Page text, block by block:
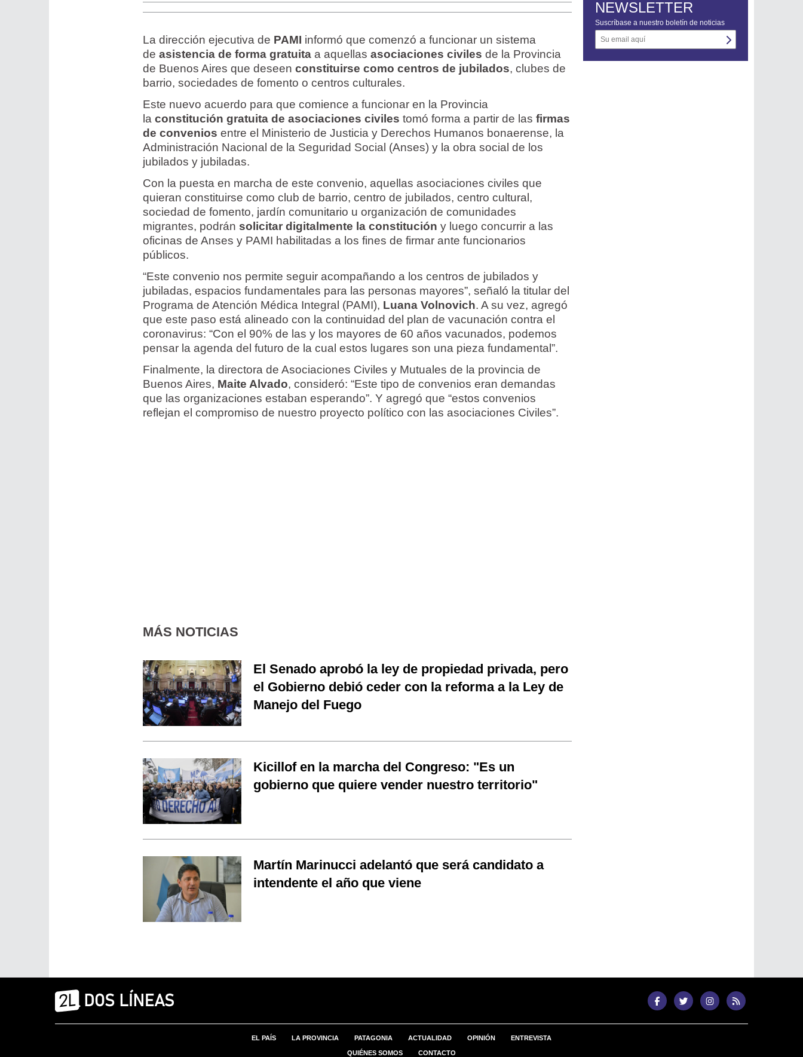
La dirección ejecutiva de PAMI informó que comenzó a funcionar un sistema
de asistencia de forma gratuita a aquellasasociaciones civiles de la Provincia
de Buenos Aires que deseenconstituirse como centros de jubilados, clubes de
barrio, sociedades de fomento o centros culturales.
Este nuevo acuerdo para que comience a funcionar en la Provincia
laconstitución gratuita de asociaciones civiles tomó forma a partir de las firmas
de convenios entre el Ministerio de Justicia y Derechos Humanos bonaerense, la
Administración Nacional de la Seguridad Social (Anses) y la obra social de los
jubilados y jubiladas.
Con la puesta en marcha de este convenio, aquellas asociaciones civiles que
quieran constituirse como club de barrio, centro de jubilados, centro cultural,
sociedad de fomento, jardín comunitario u organización de comunidades
migrantes, podrán solicitar digitalmente la constitución y luego concurrir a las
oficinas de Anses y PAMI habilitadas a los fines de firmar ante funcionarios
públicos.
“Este convenio nos permite seguir acompañando a los centros de jubilados y
jubiladas, espacios fundamentales para las personas mayores”, señaló la titular del
Programa de Atención Médica Integral (PAMI), Luana Volnovich. A su vez, agregó
que este paso está alineado con la continuidad del plan de vacunación contra el
coronavirus: “Con el 90% de las y los mayores de 60 años vacunados, podemos
pensar la agenda del futuro de la cual estos lugares son una pieza fundamental”.
Finalmente, la directora de Asociaciones Civiles y Mutuales de la provincia de
Buenos Aires, Maite Alvado, consideró: “Este tipo de convenios eran demandas
que las organizaciones estaban esperando”. Y agregó que “estos convenios
reflejan el compromiso de nuestro proyecto político con las asociaciones Civiles”.
MÁS NOTICIAS
El Senado aprobó la ley de propiedad privada, pero
el Gobierno debió ceder con la reforma a la Ley de
Manejo del Fuego
Kicillof en la marcha del Congreso: "Es un
gobierno que quiere vender nuestro territorio"
Martín Marinucci adelantó que será candidato a
intendente el año que viene
NEWSLETTER
Suscríbase a nuestro boletín de noticias
EL PAÍS LA PROVINCIA PATAGONIA ACTUALIDAD OPINIÓN ENTREVISTA
QUIÉNES SOMOS CONTACTO